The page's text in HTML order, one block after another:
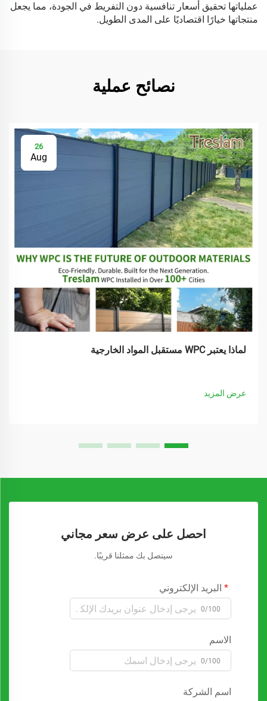
عملياتها تحقيق أسعار تنافسية دون التفريط في الجودة، مما يجعل
منتجاتها خيارًا اقتصاديًا على المدى الطويل.
نصائح عملية
26
Aug
لماذا يعتبر WPC مستقبل المواد الخارجية
عرض المزيد
احصل على عرض سعر مجاني
سيتصل بك ممثلنا قريبًا.
البريد الإلكتروني
0/100
الاسم
0/100
اسم الشركة